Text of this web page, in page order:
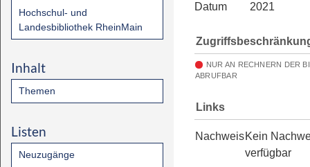
Hochschul- und
Landesbibliothek RheinMain
Inhalt
Themen
Listen
Neuzugänge
Datum
2021
NUR AN RECHNERN DER
ABRUFBAR
Links
NachweisKein
verfügbar